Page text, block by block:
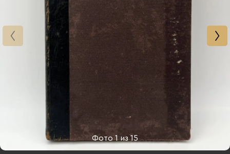
Фото1из15